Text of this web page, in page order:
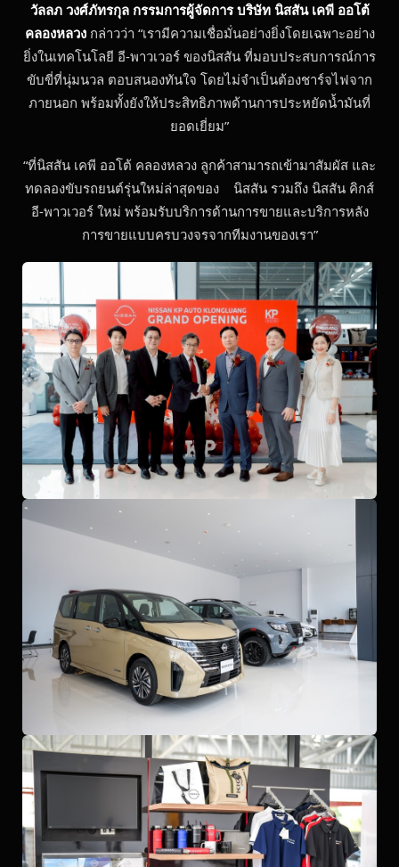
วัลลภ วงศ์ภัทรกุล กรรมการผู้จัดการ บริษัท นิสสัน เคพี ออโต้
คลองหลวงกล่าวว่า “เรามีความเชื่อมั่นอย่างยิ่งโดยเฉพาะอย่าง
ยิ่งในเทคโนโลยี อี-พาวเวอร์ ของนิสสัน ที่มอบประสบการณ์การ
ขับขี่ที่นุ่มนวล ตอบสนองทันใจ โดยไม่จำเป็นต้องชาร์จไฟจาก
ภายนอก พร้อมทั้งยังให้ประสิทธิภาพด้านการประหยัดน้ำมันที่
ยอดเยี่ยม”
“ที่นิสสัน เคพี ออโต้ คลองหลวง ลูกค้าสามารถเข้ามาสัมผัส และ
ทดลองขับรถยนต์รุ่นใหม่ล่าสุดของ นิสสัน รวมถึง นิสสัน คิกส์
อี-พาวเวอร์ ใหม่ พร้อมรับบริการด้านการขายและบริการหลัง
การขายแบบครบวงจรจากทีมงานของเรา”